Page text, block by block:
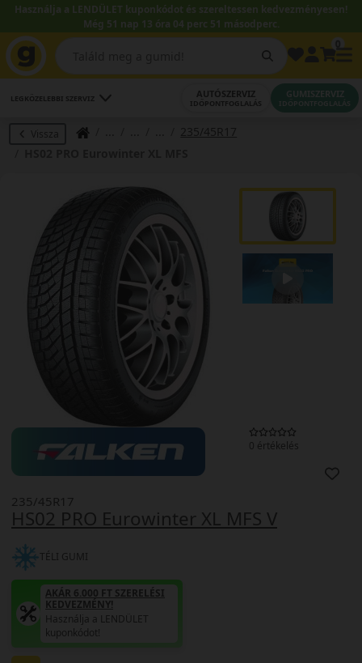
Használja a LENDÜLET kuponkódot és szereltessen kedvezményesen!
Még 51 nap 13 óra 04 perc 50 másodperc.
LEGKÖZELEBBI SZERVIZ AUTÓSZERVIZ
IDŐPONTFOGLALÁS
GUMISZERVIZ
IDŐPONTFOGLALÁS
Vissza
235/45R17
0 értékelés
HS02 PRO Eurowinter XL MFS V
235/45R17
TÉLI GUMI
AKÁR 6.000 FT SZERELÉSI
KEDVEZMÉNY!
Használja a LENDÜLET
kuponkódot!